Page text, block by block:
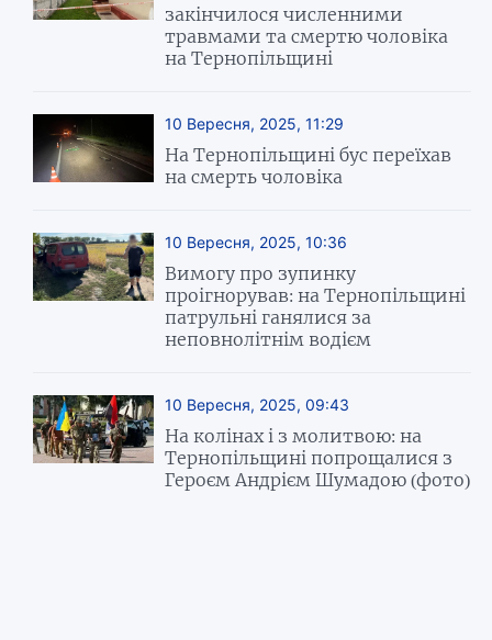
закінчилося численними
травмами та смертю чоловіка
на Тернопільщині
10 Вересня, 2025, 11:29
На Тернопільщині бус переїхав
на смерть чоловіка
10 Вересня, 2025, 10:36
Вимогу про зупинку
проігнорував: на Тернопільщині
патрульні ганялися за
неповнолітнім водієм
10 Вересня, 2025, 09:43
На колінах і з молитвою: на
Тернопільщині попрощалися з
Героєм Андрієм Шумадою (фото)